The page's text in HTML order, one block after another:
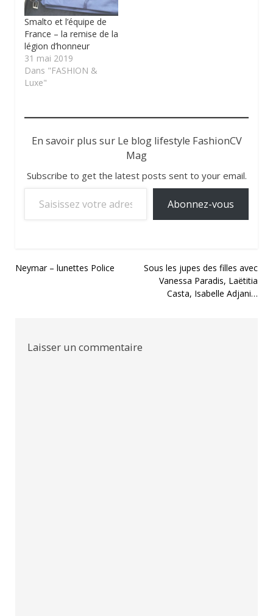
Smalto et l’équipe de
France – la remise de la
légion d’honneur
31 mai 2019
Dans "FASHION &
Luxe"
En savoir plus sur Le blog lifestyle FashionCV
Mag
Subscribe to get the latest posts sent to your email.
Abonnez-vous
Navigation
Neymar – lunettes Police
Sous les jupes des filles avec
Vanessa Paradis, Laëtitia
Casta, Isabelle Adjani…
Laisser un commentaire